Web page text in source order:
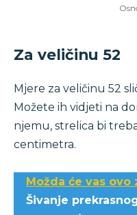
Za veličinu 52
Mjere za veličinu 52
Možete ih vidjeti na
njemu, strelica bi
centimetra.
Možda će vas ovo
Šivanje